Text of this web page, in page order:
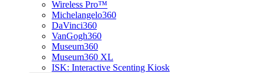
Wireless Pro™
Michelangelo360
DaVinci360
VanGogh360
Museum360
Museum360 XL
ISK: Interactive Scenting Kiosk